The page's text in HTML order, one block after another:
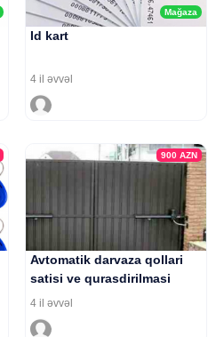
Mağaza
Id kart
4 il əvvəl
900 AZN
Avtomatik darvaza qollari
satisi ve qurasdirilmasi
4 il əvvəl